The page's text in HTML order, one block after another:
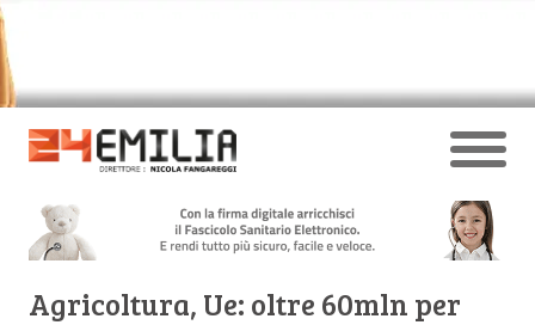
Agricoltura, Ue: oltre 60mln per